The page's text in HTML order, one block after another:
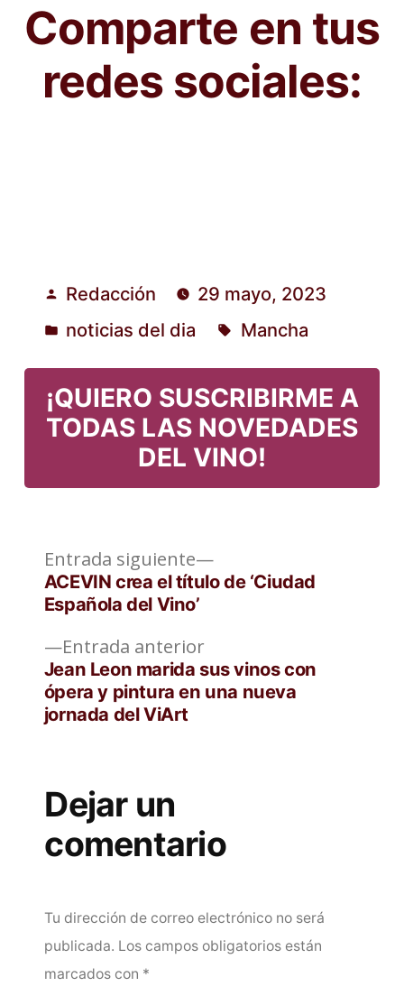
Comparte en tus
redes sociales:
Publicado
por
Redacción 29 mayo, 2023
Publicado
en
noticias del dia Mancha
¡QUIERO SUSCRIBIRME A
TODAS LAS NOVEDADES
DEL VINO!
Navegación
de
entradas
Entrada anteriorEntrada
anterior:
Jean Leon marida sus vinos con
ópera y pintura en una nueva
jornada del ViArt
Entrada siguiente
Entrada
siguiente:
ACEVIN crea el título de ‘Ciudad
Española del Vino’
Dejar un
comentario
Tu dirección de correo electrónico no será
publicada. Los campos obligatorios están
marcados con *